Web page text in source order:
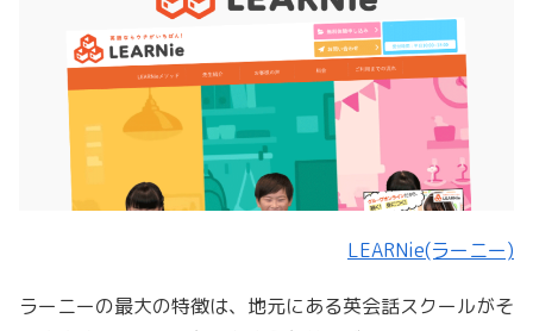
LEARNie(ラーニー)
ラーニーの最大の特徴は、地元にある英会話スクールがそ